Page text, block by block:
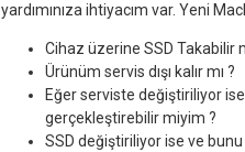
yardımınıza ihtiyacım var. Yeni
Cihaz üzerine SSD Takabilir
Ürünüm servis dışı kalır mı ?
Eğer serviste değiştiriliyor
gerçekleştirebilir miyim ?
SSD değiştiriliyor ise ve